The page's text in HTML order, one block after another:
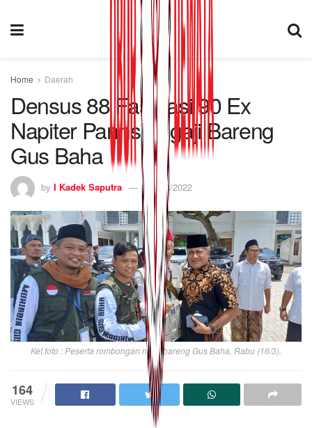
Home Daerah
Densus 88 Fasilitasi 90 Ex
Napiter Pannsi, Ngaji Bareng
Gus Baha
by I Kadek Saputra 16/03/2022
Ket.foto : Peserta rombongan ngaji bareng Gus Baha, Rabu (16/3).
164
VIEWS